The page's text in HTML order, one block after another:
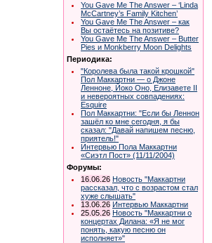
You Gave Me The Answer – ‘Linda
McCartney’s Family Kitchen’
You Gave Me The Answer – как
Вы остаётесь на позитиве?
You Gave Me The Answer – Butter
Pies и Monkberry Moon Delights
Периодика:
"Королева была такой крошкой"
Пол Маккартни — о Джоне
Ленноне, Йоко Оно, Елизавете II
и невероятных совпадениях:
Esquire
Пол Маккартни: "Если бы Леннон
зашёл ко мне сегодня, я бы
сказал: "Давай напишем песню,
приятель!"
Интервью Пола Маккартни
«Сиэтл Пост» (11/11/2004)
Форумы:
16.06.26 Новость "Маккартни
рассказал, что с возрастом стал
хуже слышать"
13.06.26 Интервью Маккартни
25.05.26 Новость "Маккартни о
концертах Дилана: «Я не мог
понять, какую песню он
исполняет»"